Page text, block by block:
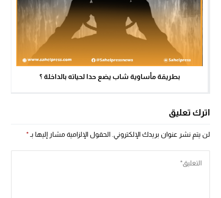
بطريقة مأساوية شاب يضع حدا لحياته بالداخلة ؟
اترك تعليق
لن يتم نشر عنوان بريدك الإلكتروني. الحقول الإلزامية مشار إليها بـ*